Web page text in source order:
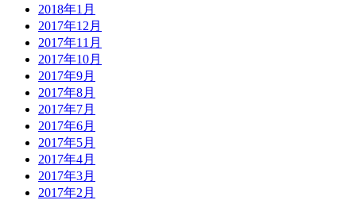
2018年1月
2017年12月
2017年11月
2017年10月
2017年9月
2017年8月
2017年7月
2017年6月
2017年5月
2017年4月
2017年3月
2017年2月